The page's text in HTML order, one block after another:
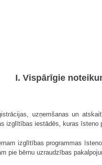
I. Vispārīgie
uzņemšanas un
izglītības iestādēs, kuras
izglītības programmas
pie bērnu uzraudzības